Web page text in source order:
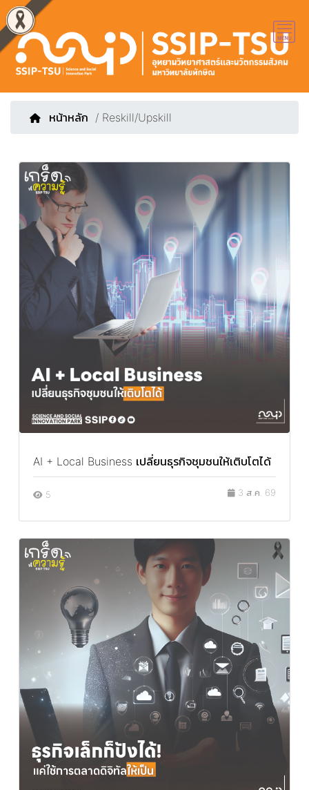
หน้าหลัก / Reskill/Upskill
AI + Local Business เปลี่ยนธุรกิจชุมชนให้เติบโตได้
5 3 ส.ค. 69